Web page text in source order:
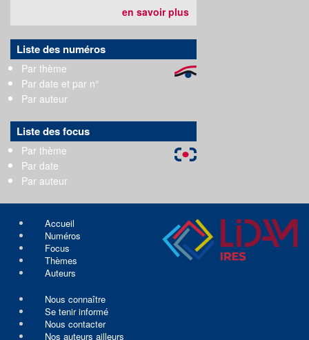
en savoir plus
Liste des numéros
Par thème
Par date et par n°
Par auteur
Liste des focus
Par thème
Par date
Par auteur
Accueil
Numéros
Focus
Thèmes
Auteurs
Nous connaître
Se tenir informé
Nous contacter
Nos auteurs ailleurs